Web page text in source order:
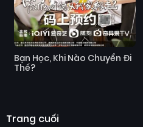
Bạn Học, Khi Nào Chuyển Đi
Thế?
Trang cuối